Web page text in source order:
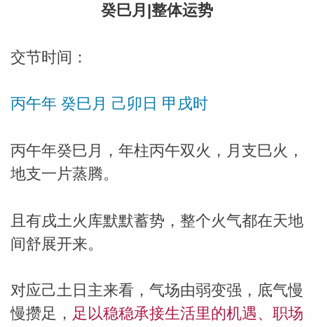
癸巳月|整体运势
交节时间：
丙午年 癸巳月 己卯日 甲戌时
丙午年癸巳月，年柱丙午双火，月支巳火，
地支一片蒸腾。
且有戌土火库默默蓄势，整个火气都在天地
间舒展开来。
对应己土日主来看，气场由弱变强，底气慢
慢攒足， 足以稳稳承接生活里的机遇、职场